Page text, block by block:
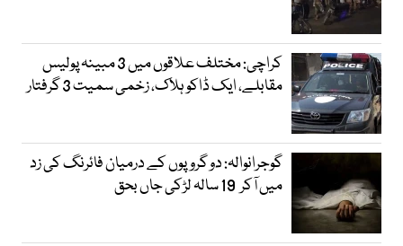
کراچی: مختلف علاقوں میں 3 مبینہ پولیس
مقابلے، ایک ڈاکو ہلاک، زخمی سمیت 3 گرفتار
گوجرانوالہ: دو گروپوں کے درمیان فائرنگ کی زد
میں آکر 19 سالہ لڑکی جاں بحق